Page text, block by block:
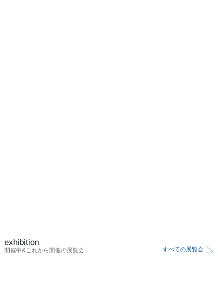
exhibition
開催中&これから開催の展覧会 すべての展覧会